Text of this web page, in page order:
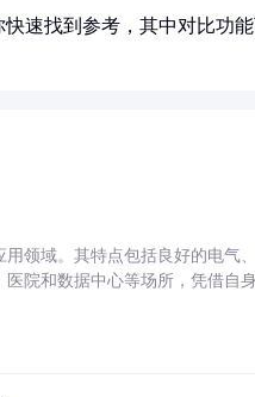
速找到参考，其中对比功
领域。其特点包括良好的电气
院和数据中心等场所，凭借自